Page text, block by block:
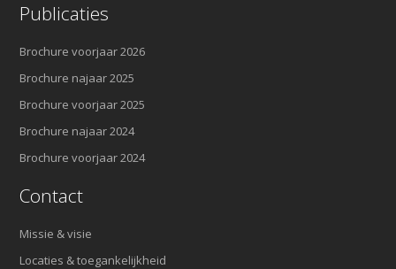
Publicaties
Brochure voorjaar 2026
Brochure najaar 2025
Brochure voorjaar 2025
Brochure najaar 2024
Brochure voorjaar 2024
Contact
Missie & visie
Locaties & toegankelijkheid